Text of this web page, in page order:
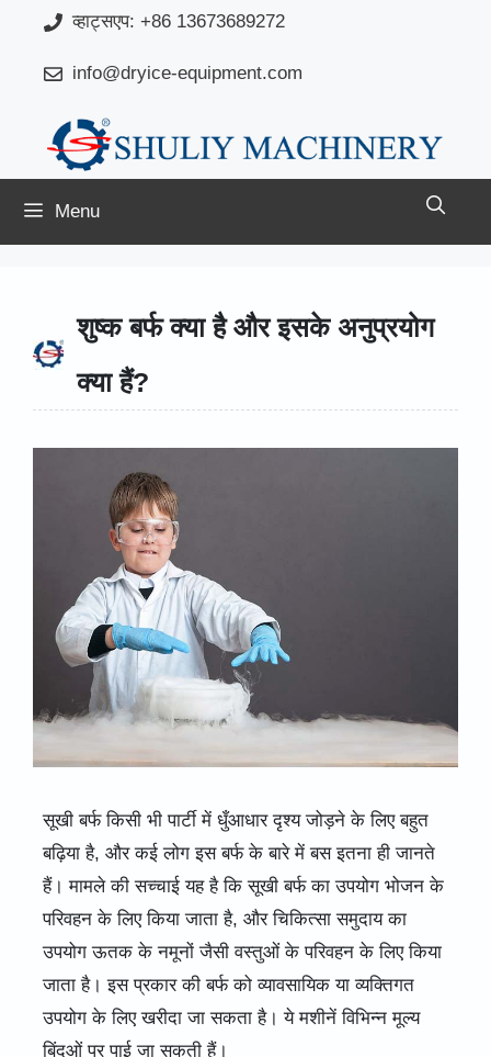
content
व्हाट्सएप: +86 13673689272
info@dryice-equipment.com
Menu
शुष्क बर्फ क्या है और इसके अनुप्रयोग
क्या हैं?
सूखी बर्फ किसी भी पार्टी में धुँआधार दृश्य जोड़ने के लिए बहुत
बढ़िया है, और कई लोग इस बर्फ के बारे में बस इतना ही जानते
हैं। मामले की सच्चाई यह है कि सूखी बर्फ का उपयोग भोजन के
परिवहन के लिए किया जाता है, और चिकित्सा समुदाय का
उपयोग ऊतक के नमूनों जैसी वस्तुओं के परिवहन के लिए किया
जाता है। इस प्रकार की बर्फ को व्यावसायिक या व्यक्तिगत
उपयोग के लिए खरीदा जा सकता है। ये मशीनें विभिन्न मूल्य
बिंदुओं पर पाई जा सकती हैं।